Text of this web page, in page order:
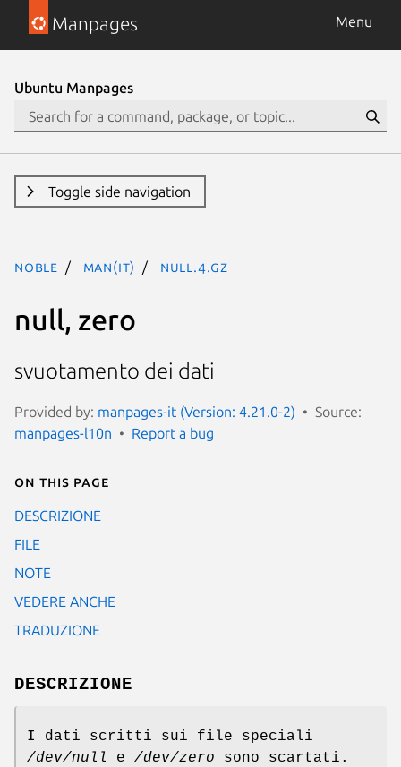
Manpages Menu
Ubuntu Manpages
Toggle side navigation
noble man(it) null.4.gz
null, zero
svuotamento dei dati
Provided by: manpages-it (Version: 4.21.0-2)
Source:
manpages-l10n
Report a bug
On this page
DESCRIZIONE
FILE
NOTE
VEDERE ANCHE
TRADUZIONE
DESCRIZIONE
I dati scritti sui file speciali
/dev/null
e /dev/zero sono scartati.